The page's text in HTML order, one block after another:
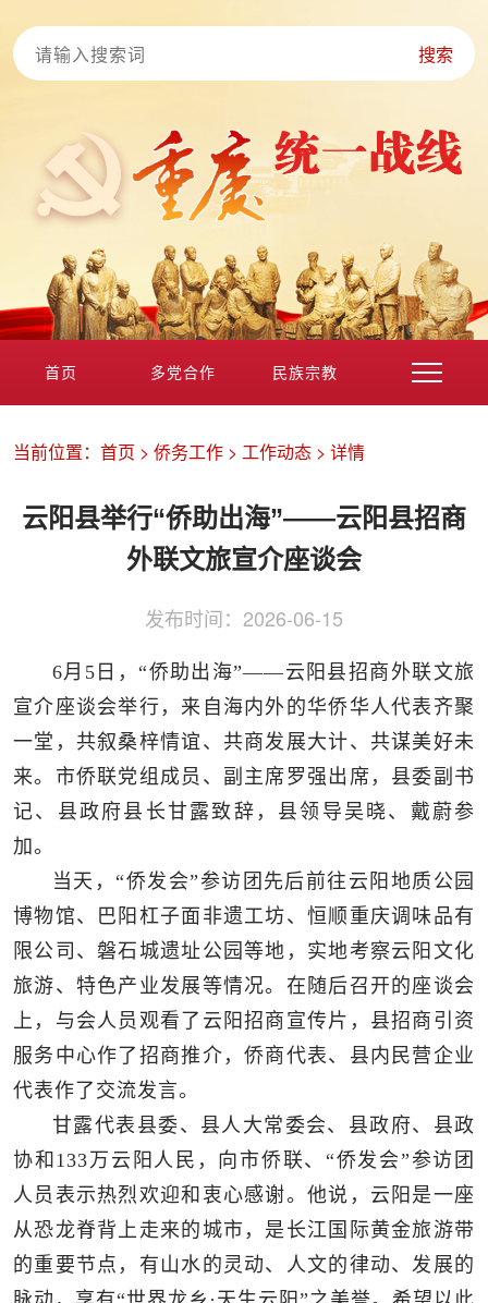
搜索
首页 多党合作 民族宗教
侨务工作 区县动态 统战历史文化
当前位置： 首页 > 侨务工作 > 工作动态 > 详情
云阳县举行“侨助出海”——云阳县招商
外联文旅宣介座谈会
发布时间： 2026-06-15
6月5日，“侨助出海”——云阳县招商外联文旅
宣介座谈会举行，来自海内外的华侨华人代表齐聚
一堂，共叙桑梓情谊、共商发展大计、共谋美好未
来。市侨联党组成员、副主席罗强出席，县委副书
记、县政府县长甘露致辞，县领导吴晓、戴蔚参
加。
当天，“侨发会”参访团先后前往云阳地质公园
博物馆、巴阳杠子面非遗工坊、恒顺重庆调味品有
限公司、磐石城遗址公园等地，实地考察云阳文化
旅游、特色产业发展等情况。在随后召开的座谈会
上，与会人员观看了云阳招商宣传片，县招商引资
服务中心作了招商推介，侨商代表、县内民营企业
代表作了交流发言。
甘露代表县委、县人大常委会、县政府、县政
协和133万云阳人民，向市侨联、“侨发会”参访团
人员表示热烈欢迎和衷心感谢。他说，云阳是一座
从恐龙脊背上走来的城市，是长江国际黄金旅游带
的重要节点，有山水的灵动、人文的律动、发展的